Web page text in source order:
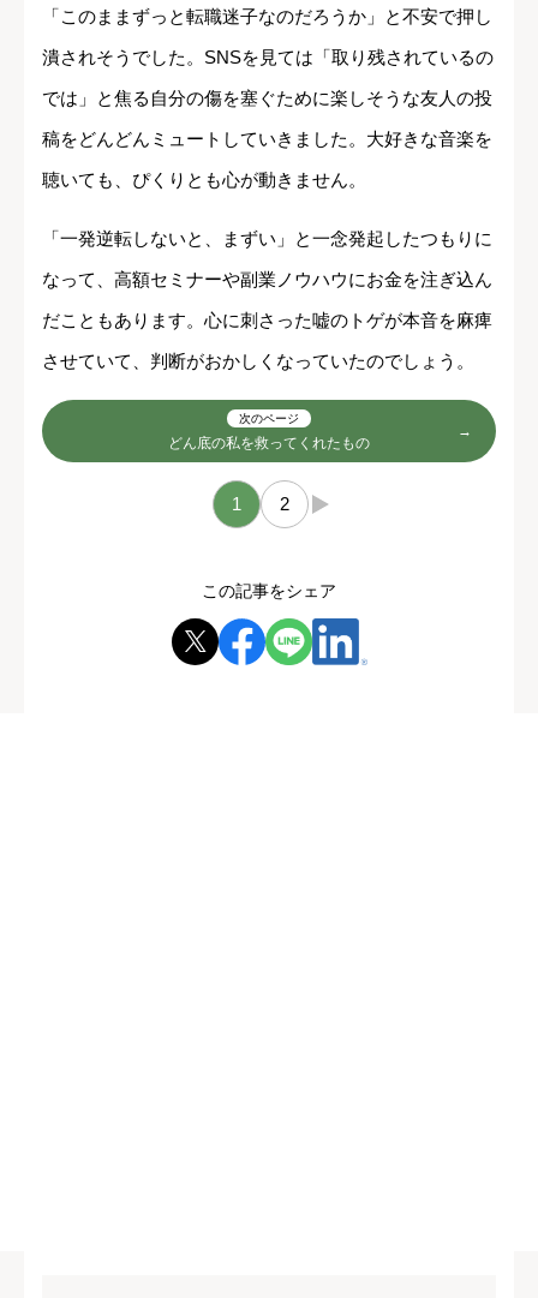
「このままずっと転職迷子なのだろうか」と不安で押し
潰されそうでした。SNSを見ては「取り残されているの
では」と焦る自分の傷を塞ぐために楽しそうな友人の投
稿をどんどんミュートしていきました。大好きな音楽を
聴いても、ぴくりとも心が動きません。
「一発逆転しないと、まずい」と一念発起したつもりに
なって、高額セミナーや副業ノウハウにお金を注ぎ込ん
だこともあります。心に刺さった嘘のトゲが本音を麻痺
させていて、判断がおかしくなっていたのでしょう。
次のページ
どん底の私を救ってくれたもの
1 2 →
この記事をシェア